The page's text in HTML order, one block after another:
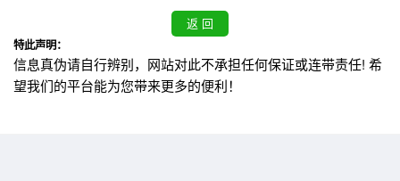
特此声明：
信息真伪请自行辨别，网站对此不承担任何保证或连带责任! 希
望我们的平台能为您带来更多的便利！